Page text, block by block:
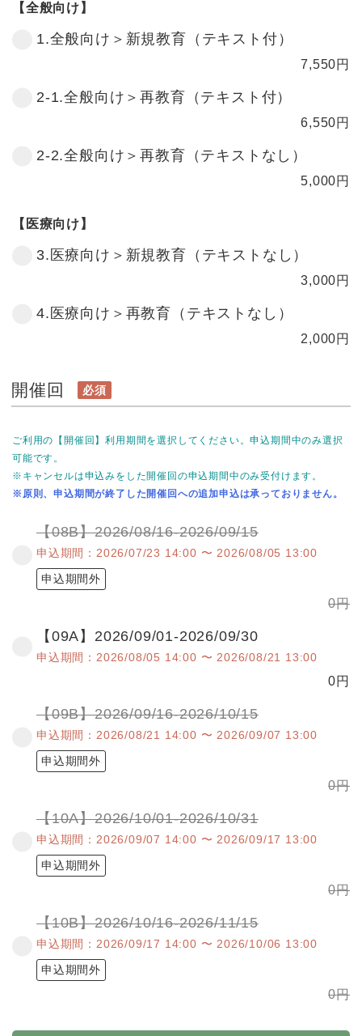
【全般向け】
1.全般向け＞新規教育（テキスト付）
7,550円
2-1.全般向け＞再教育（テキスト付）
6,550円
2-2.全般向け＞再教育（テキストなし）
5,000円
【医療向け】
3.医療向け＞新規教育（テキストなし）
3,000円
4.医療向け＞再教育（テキストなし）
2,000円
開催回 必須
ご利用の【開催回】利用期間を選択してください。申込期間中のみ選択
可能です。
※キャンセルは申込みをした開催回の申込期間中のみ受付けます。
※原則、申込期間が終了した開催回への追加申込は承っておりません。
【08B】2026/08/16-2026/09/15
申込期間：2026/07/23 14:00 〜 2026/08/05 13:00
申込期間外
0円
【09A】2026/09/01-2026/09/30
申込期間：2026/08/05 14:00 〜 2026/08/21 13:00
0円
【09B】2026/09/16-2026/10/15
申込期間：2026/08/21 14:00 〜 2026/09/07 13:00
申込期間外
0円
【10A】2026/10/01-2026/10/31
申込期間：2026/09/07 14:00 〜 2026/09/17 13:00
申込期間外
0円
【10B】2026/10/16-2026/11/15
申込期間：2026/09/17 14:00 〜 2026/10/06 13:00
申込期間外
0円